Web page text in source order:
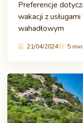
Preferencje
wakacji z
wahadłowym
21/04/2024 5 min.